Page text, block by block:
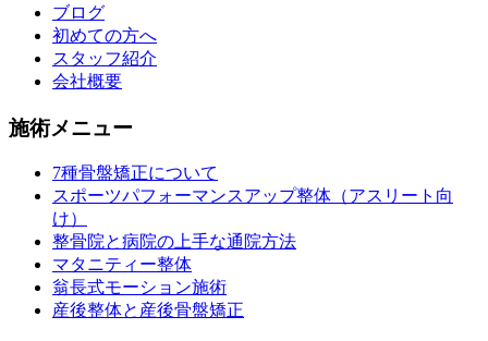
ブログ
初めての方へ
スタッフ紹介
会社概要
施術メニュー
7種骨盤矯正について
スポーツパフォーマンスアップ整体（アスリート向
け）
整骨院と病院の上手な通院方法
マタニティー整体
翁長式モーション施術
産後整体と産後骨盤矯正